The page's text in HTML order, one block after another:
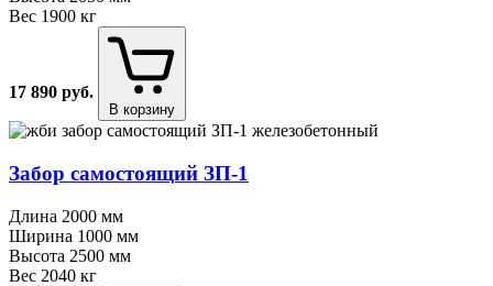
Вес 1900 кг
17 890 руб.
В корзину
Забор самостоящий ЗП⁠-⁠1
Длина 2000 мм
Ширина 1000 мм
Высота 2500 мм
Вес 2040 кг